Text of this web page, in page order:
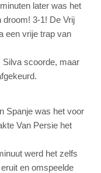
later was het
3-1! De Vrij
een vrije trap van
Silva scoorde, maar
Spanje was het voor
Van Persie het
werd het zelfs
en omspeelde